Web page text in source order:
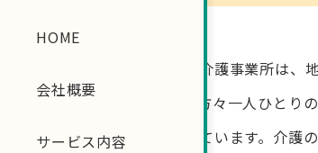
HOME
会社概要
サービス内容
私たちの訪問介護事業所は
す。利用者の方々一人ひと
なるよう努めています。介護